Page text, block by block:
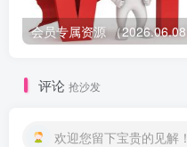
评论 抢沙发
欢迎您留下宝贵的见解！